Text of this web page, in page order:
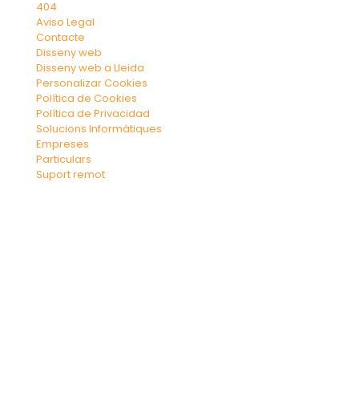
404
Aviso Legal
Contacte
Disseny web
Disseny web a Lleida
Personalizar Cookies
Política de Cookies
Política de Privacidad
Solucions Informàtiques
Empreses
Particulars
Suport remot